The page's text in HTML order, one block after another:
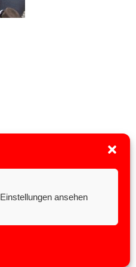
Einstellungen ansehen